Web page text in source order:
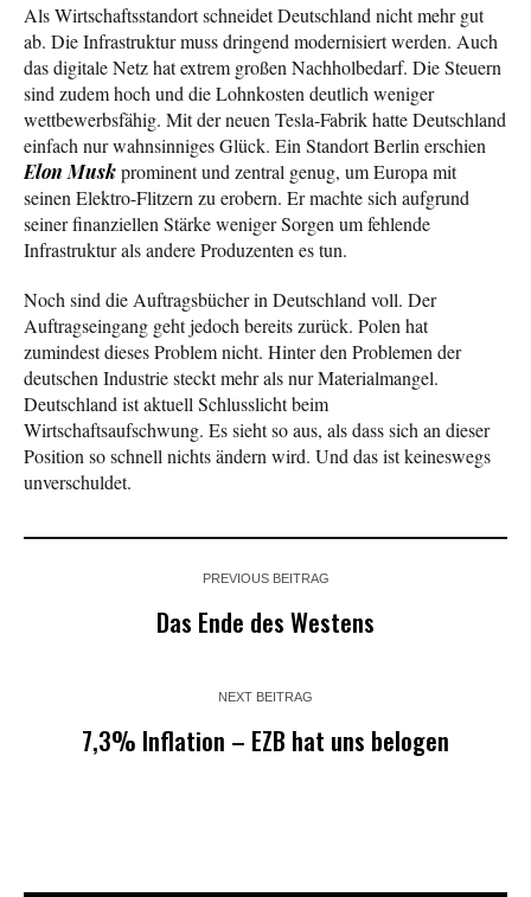
Als Wirtschaftsstandort schneidet Deutschland nicht mehr gut
ab. Die Infrastruktur muss dringend modernisiert werden. Auch
das digitale Netz hat extrem großen Nachholbedarf. Die Steuern
sind zudem hoch und die Lohnkosten deutlich weniger
wettbewerbsfähig. Mit der neuen Tesla-Fabrik hatte Deutschland
einfach nur wahnsinniges Glück. Ein Standort Berlin erschien
Elon Muskprominent und zentral genug, um Europa mit
seinen Elektro-Flitzern zu erobern. Er machte sich aufgrund
seiner finanziellen Stärke weniger Sorgen um fehlende
Infrastruktur als andere Produzenten es tun.
Noch sind die Auftragsbücher in Deutschland voll. Der
Auftragseingang geht jedoch bereits zurück. Polen hat
zumindest dieses Problem nicht. Hinter den Problemen der
deutschen Industrie steckt mehr als nur Materialmangel.
Deutschland ist aktuell Schlusslicht beim
Wirtschaftsaufschwung. Es sieht so aus, als dass sich an dieser
Position so schnell nichts ändern wird. Und das ist keineswegs
unverschuldet.
PREVIOUS BEITRAG
Das Ende des Westens
NEXT BEITRAG
7,3% Inflation – EZB hat uns belogen